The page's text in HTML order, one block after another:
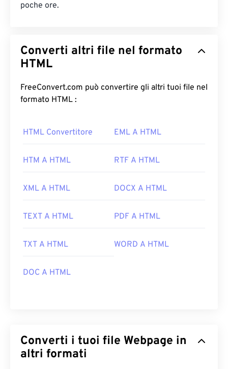
poche ore.
Converti altri file nel formato
HTML
FreeConvert.com può convertire gli altri tuoi file nel
formato HTML :
HTML Convertitore EML A HTML
HTM A HTML RTF A HTML
XML A HTML DOCX A HTML
TEXT A HTML PDF A HTML
TXT A HTML WORD A HTML
DOC A HTML
Converti i tuoi file Webpage in
altri formati